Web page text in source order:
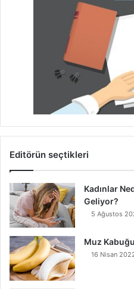
Editörün seçtikleri
Kadınlar
Geliyor?
5 Ağustos
Muz
16 Nisan